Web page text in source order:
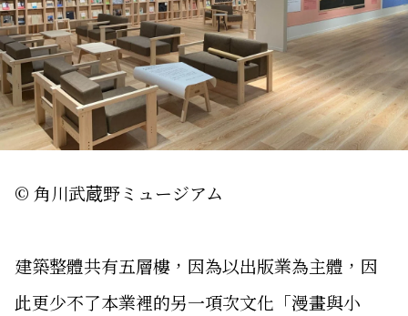
© 角川武蔵野ミュージアム
建築整體共有五層樓，因為以出版業為主體，因
此更少不了本業裡的另一項次文化「漫畫與小